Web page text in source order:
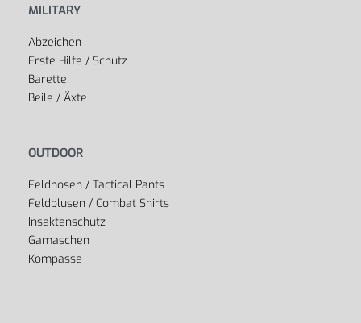
MILITARY
Abzeichen
Erste Hilfe / Schutz
Barette
Beile / Äxte
OUTDOOR
Feldhosen / Tactical Pants
Feldblusen / Combat Shirts
Insektenschutz
Gamaschen
Kompasse